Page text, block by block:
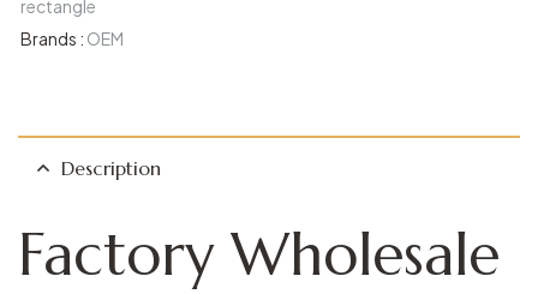
rectangle
Brands : OEM
Description
Factory Wholesale